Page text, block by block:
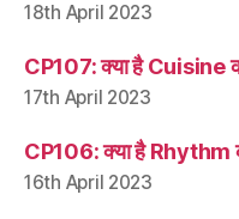
18th April 2023
CP107: क्या है Cuisine
17th April 2023
CP106: क्या है Rhythm
16th April 2023